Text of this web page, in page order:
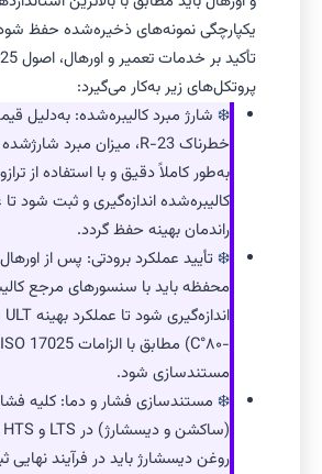
یکپارچگی نمونه‌های ذخیره‌شده حفظ
پروتکل‌های زیر به‌کار می‌گیرد:
به‌طور کاملاً دقیق و با استفاده از
کالیبره‌شده اندازه‌گیری و ثبت شود
راندمان بهینه حفظ گردد.
تأیید عملکرد برودتی: پس از
محفظه باید با سنسورهای مرجع
مستندسازی شود.
مستندسازی فشار و دما: کلیه
روغن دیسشارژ باید در فرآیند